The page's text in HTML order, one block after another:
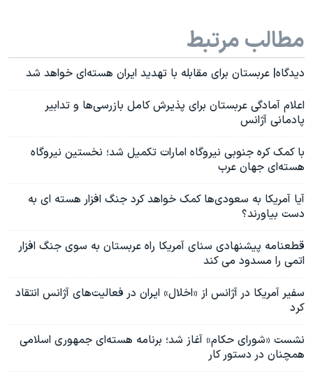
مطالب مرتبط
دیدگاه| عربستان برای مقابله با تهدید ایران هسته‌ای خواهد شد
اعلام آمادگی عربستان برای پذیرش کامل بازرسی‌ها و تدابیر
پادمانی آژانس
با کمک کره جنوبی نیروگاه امارات تکمیل شد؛ نخستین نیروگاه
هسته‌ای جهان عرب
آیا آمریکا به سعودی‌ها کمک خواهد کرد جنگ افزار هسته ای به
دست بیاورند؟
قطعنامه پیشنهادی سنای آمریکا راه عربستان به سوی جنگ افزار
اتمی را مسدود می کند
سفیر آمریکا در آژانس از «اخلال» ایران در فعالیت‌های آژانس انتقاد
کرد
نشست «شورای حکام» آغاز شد؛ برنامه هسته‌ای جمهوری اسلامی
همچنان در دستور کار